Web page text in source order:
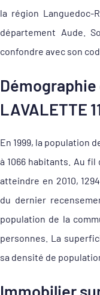
la région Languedoc-
département Aude.
confondre avec son
LAVALETTE
En 1999, la population
à 1066 habitants. Au
atteindre en 2010,
du dernier
population de la
personnes. La
sa densité de
Immobilier